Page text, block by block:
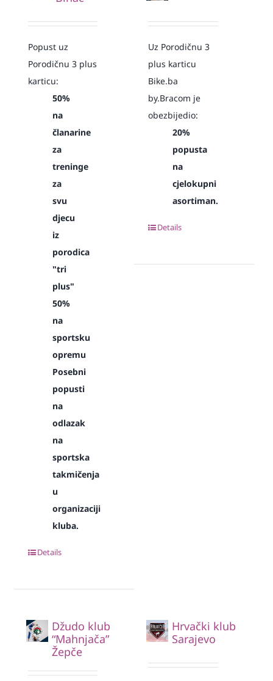
Popust uz
Porodičnu 3 plus
karticu:
50%
na
članarine
za
treninge
za
svu
djecu
iz
porodica
"tri
plus"
50%
na
sportsku
opremu
Posebni
popusti
na
odlazak
na
sportska
takmičenja
u
organizaciji
kluba.
Details
Uz Porodičnu 3
plus karticu
Bike.ba
by.Bracom je
obezbijedio:
20%
popusta
na
cjelokupni
asortiman.
Details
Džudo klub
“Mahnjača”
Žepče
Hrvački klub
Sarajevo